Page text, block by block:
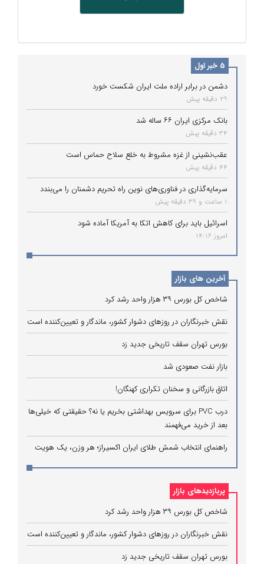
5 خبر اول
دشمن در برابر اراده ملت ایران شکست خورد
29 دقیقه پیش
بانک مرکزی ایران ۶۶ ساله شد
34 دقیقه پیش
عقب‌نشینی از غزه مشروط به خلع سلاح حماس است
44 دقیقه پیش
سرمایه‌گذاری در فناوری‌های نوین راه تحریم دشمنان را می‌بندد
1 ساعت و 39 دقیقه پیش
اسرائیل باید برای کاهش اتکا به آمریکا آماده شود
امروز 14:16
آخرین های بازار
شاخص کل بورس ۳۹ هزار واحد رشد کرد
نقش خبرنگاران در روزهای دشوار کشور، ماندگار و تعیین‌کننده است
بورس تهران سقف تاریخی جدید زد
بازار نفت صعودی شد
اتاق بازرگانی و سخنان تکراری کهنگان!
درب PVC برای سرویس بهداشتی بخریم یا نه؟ حقیقتی که خیلی‌ها
بعد از خرید می‌فهمند
راهنمای انتخاب شمش طلای ایران اکسیراز؛ هر وزن، یک هویت
پربازدیدهای بازار
شاخص کل بورس ۳۹ هزار واحد رشد کرد
نقش خبرنگاران در روزهای دشوار کشور، ماندگار و تعیین‌کننده است
بورس تهران سقف تاریخی جدید زد